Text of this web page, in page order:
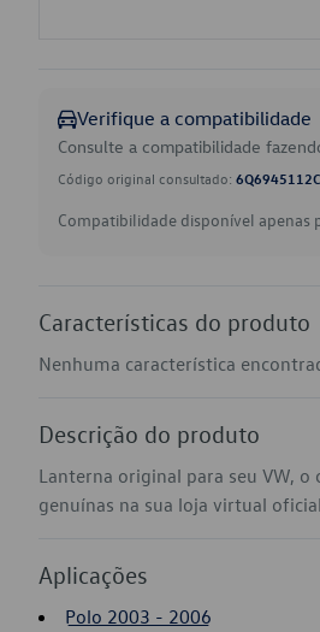
Verifique a compatibilidade
Consulte a compatibilidade
Código original consultado: 6Q6945112C
Compatibilidade disponível apenas
Características do produto
Nenhuma característica
Descrição do produto
Lanterna original para seu VW,
genuínas na sua loja virtual
Aplicações
Polo 2003 - 2006